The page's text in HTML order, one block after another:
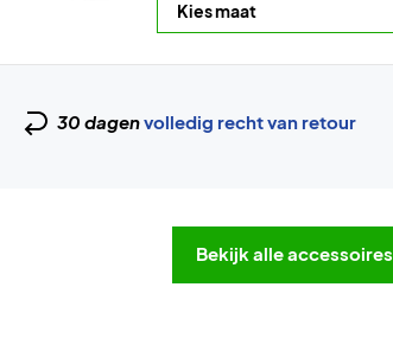
30 dagenvolledig recht van retour
Bekijk alle accessoires